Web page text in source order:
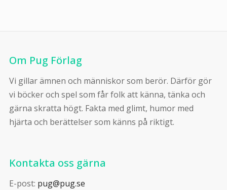
Om Pug Förlag
Vi gillar ämnen och människor som berör. Därför gör
vi böcker och spel som får folk att känna, tänka och
gärna skratta högt. Fakta med glimt, humor med
hjärta och berättelser som känns på riktigt.
Kontakta oss gärna
E-post: pug@pug.se